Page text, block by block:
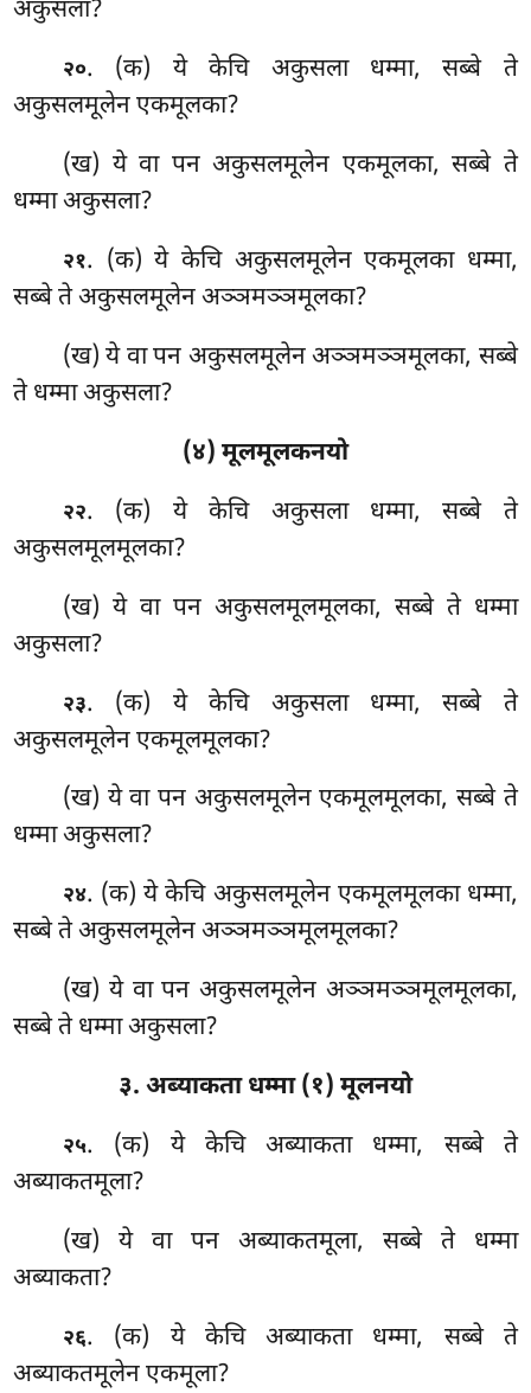
अकुसला?
२०. (क) ये केचि अकुसला धम्मा, सब्बे ते
अकुसलमूलेन एकमूलका?
(ख) ये वा पन अकुसलमूलेन एकमूलका, सब्बे ते
धम्मा अकुसला?
२१. (क) ये केचि अकुसलमूलेन एकमूलका धम्मा,
सब्बे ते अकुसलमूलेन अञ्ञमञ्ञमूलका?
(ख) ये वा पन अकुसलमूलेन अञ्ञमञ्ञमूलका, सब्बे
ते धम्मा अकुसला?
(४) मूलमूलकनयो
२२. (क) ये केचि अकुसला धम्मा, सब्बे ते
अकुसलमूलमूलका?
(ख) ये वा पन अकुसलमूलमूलका, सब्बे ते धम्मा
अकुसला?
२३. (क) येकेचि अकुसला धम्मा, सब्बे ते
अकुसलमूलेन एकमूलमूलका?
(ख) ये वा पन अकुसलमूलेन एकमूलमूलका, सब्बे ते
धम्मा अकुसला?
२४. (क) ये केचि अकुसलमूलेन एकमूलमूलका धम्मा,
सब्बे ते अकुसलमूलेन अञ्ञमञ्ञमूलमूलका?
(ख) ये वा पन अकुसलमूलेन अञ्ञमञ्ञमूलमूलका,
सब्बे ते धम्मा अकुसला?
३. अब्याकता धम्मा (१) मूलनयो
२५. (क) ये केचि अब्याकता धम्मा, सब्बे ते
अब्याकतमूला?
(ख) ये वा पन अब्याकतमूला, सब्बे ते धम्मा
अब्याकता?
२६. (क) ये केचि अब्याकता धम्मा, सब्बे ते
अब्याकतमूलेन एकमूला?